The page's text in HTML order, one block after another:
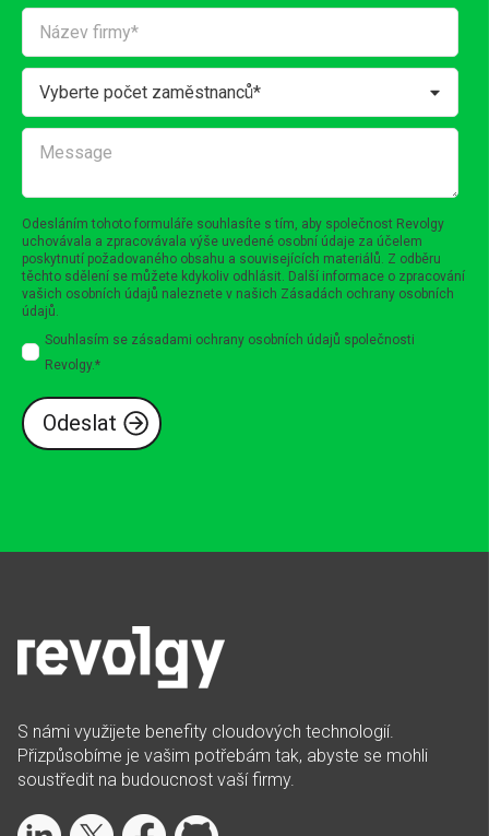
Odesláním tohoto formuláře souhlasíte s tím, aby společnost Revolgy
uchovávala a zpracovávala výše uvedené osobní údaje za účelem
poskytnutí požadovaného obsahu a souvisejících materiálů. Z odběru
těchto sdělení se můžete kdykoliv odhlásit. Další informace o zpracování
vašich osobních údajů naleznete v našich Zásadách ochrany osobních
údajů.
Souhlasím se zásadami ochrany osobních údajů společnosti
Revolgy.*
S námi využijete benefity cloudových technologií.
Přizpůsobíme je vašim potřebám tak, abyste se mohli
soustředit na budoucnost vaší firmy.